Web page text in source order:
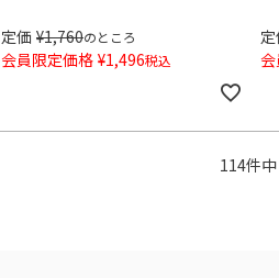
定価 ¥1,760のところ
会員限定価格 ¥1,496税込
114件中